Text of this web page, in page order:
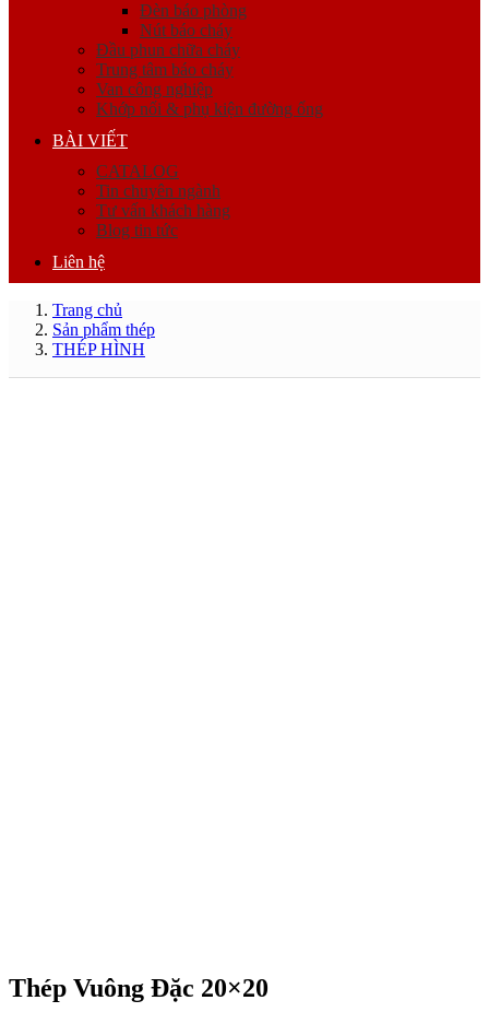
Đèn báo phòng
Nút báo cháy
Đầu phun chữa cháy
Trung tâm báo cháy
Van công nghiệp
Khớp nối & phụ kiện đường ống
BÀI VIẾT
CATALOG
Tin chuyên ngành
Tư vấn khách hàng
Blog tin tức
Liên hệ
Trang chủ
Sản phẩm thép
THÉP HÌNH
Thép Vuông Đặc 20×20